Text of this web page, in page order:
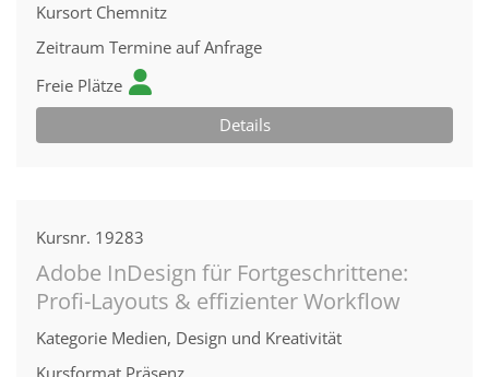
Kursort Chemnitz
Zeitraum Termine auf Anfrage
Freie Plätze
Details
Kursnr. 19283
Adobe InDesign für Fortgeschrittene:
Profi-Layouts & effizienter Workflow
Kategorie Medien, Design und Kreativität
Kursformat Präsenz